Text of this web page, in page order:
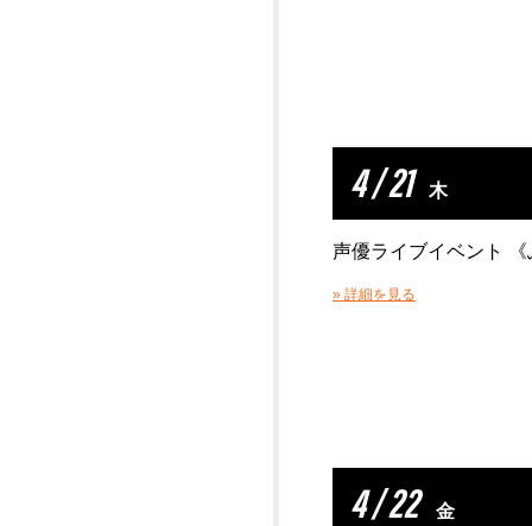
4 / 21 木
声優ライブイベント
» 詳細を見る
4 / 22 金